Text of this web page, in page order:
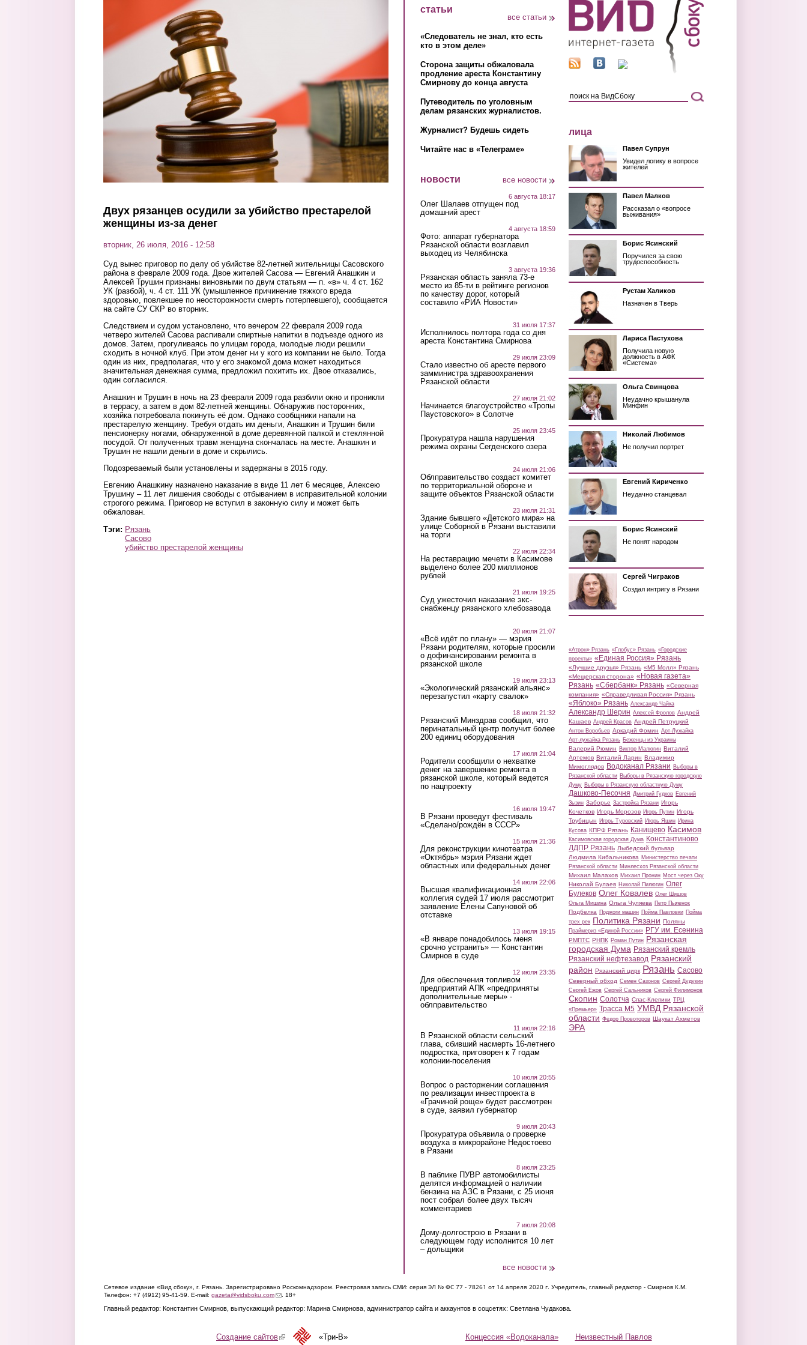
Двух рязанцев осудили за убийство престарелой
женщины из-за денег
вторник, 26 июля, 2016 - 12:58
Суд вынес приговор по делу об убийстве 82-летней жительницы Сасовского
района в феврале 2009 года. Двое жителей Сасова — Евгений Анашкин и
Алексей Трушин признаны виновными по двум статьям — п. «в» ч. 4 ст. 162
УК (разбой), ч. 4 ст. 111 УК (умышленное причинение тяжкого вреда
здоровью, повлекшее по неосторожности смерть потерпевшего), сообщается
на сайте СУ СКР во вторник.
Следствием и судом установлено, что вечером 22 февраля 2009 года
четверо жителей Сасова распивали спиртные напитки в подъезде одного из
домов. Затем, прогуливаясь по улицам города, молодые люди решили
сходить в ночной клуб. При этом денег ни у кого из компании не было. Тогда
один из них, предполагая, что у его знакомой дома может находиться
значительная денежная сумма, предложил похитить их. Двое отказались,
один согласился.
Анашкин и Трушин в ночь на 23 февраля 2009 года разбили окно и проникли
в террасу, а затем в дом 82-летней женщины. Обнаружив посторонних,
хозяйка потребовала покинуть её дом. Однако сообщники напали на
престарелую женщину. Требуя отдать им деньги, Анашкин и Трушин били
пенсионерку ногами, обнаруженной в доме деревянной палкой и стеклянной
посудой. От полученных травм женщина скончалась на месте. Анашкин и
Трушин не нашли деньги в доме и скрылись.
Подозреваемый были установлены и задержаны в 2015 году.
Евгению Анашкину назначено наказание в виде 11 лет 6 месяцев, Алексею
Трушину – 11 лет лишения свободы с отбыванием в исправительной колонии
строгого режима. Приговор не вступил в законную силу и может быть
обжалован.
Тэги: Рязань
Сасово
убийство престарелой женщины
статьи
все статьи
«Следователь не знал, кто есть
кто в этом деле»
Сторона защиты обжаловала
продление ареста Константину
Смирнову до конца августа
Путеводитель по уголовным
делам рязанских журналистов.
Журналист? Будешь сидеть
Читайте нас в «Телеграме»
новости все новости
6 августа 18:17
Олег Шалаев отпущен под
домашний арест
4 августа 18:59
Фото: аппарат губернатора
Рязанской области возглавил
выходец из Челябинска
3 августа 19:36
Рязанская область заняла 73-е
место из 85-ти в рейтинге регионов
по качеству дорог, который
составило «РИА Новости»
31 июля 17:37
Исполнилось полтора года со дня
ареста Константина Смирнова
29 июля 23:09
Стало известно об аресте первого
замминистра здравоохранения
Рязанской области
27 июля 21:02
Начинается благоустройство «Тропы
Паустовского» в Солотче
25 июля 23:45
Прокуратура нашла нарушения
режима охраны Сегденского озера
24 июля 21:06
Облправительство создаст комитет
по территориальной обороне и
защите объектов Рязанской области
23 июля 21:31
Здание бывшего «Детского мира» на
улице Соборной в Рязани выставили
на торги
22 июля 22:34
На реставрацию мечети в Касимове
выделено более 200 миллионов
рублей
21 июля 19:25
Суд ужесточил наказание экс-
снабженцу рязанского хлебозавода
20 июля 21:07
«Всё идёт по плану» — мэрия
Рязани родителям, которые просили
о дофинансировании ремонта в
рязанской школе
19 июля 23:13
«Экологический рязанский альянс»
перезапустил «карту свалок»
18 июля 21:32
Рязанский Минздрав сообщил, что
перинатальный центр получит более
200 единиц оборудования
17 июля 21:04
Родители сообщили о нехватке
денег на завершение ремонта в
рязанской школе, который ведется
по нацпроекту
16 июля 19:47
В Рязани проведут фестиваль
«Сделано/рождён в СССР»
15 июля 21:36
Для реконструкции кинотеатра
«Октябрь» мэрия Рязани ждет
областных или федеральных денег
14 июля 22:06
Высшая квалификационная
коллегия судей 17 июля рассмотрит
заявление Елены Сапуновой об
отставке
13 июля 19:15
«В январе понадобилось меня
срочно устранить» — Константин
Смирнов в суде
12 июля 23:35
Для обеспечения топливом
предприятий АПК «предприняты
дополнительные меры» -
облправительство
11 июля 22:16
В Рязанской области сельский
глава, сбивший насмерть 16-летнего
подростка, приговорен к 7 годам
колонии-поселения
10 июля 20:55
Вопрос о расторжении соглашения
по реализации инвестпроекта в
«Грачиной роще» будет рассмотрен
в суде, заявил губернатор
9 июля 20:43
Прокуратура объявила о проверке
воздуха в микрорайоне Недостоево
в Рязани
8 июля 23:25
В паблике ПУВР автомобилисты
делятся информацией о наличии
бензина на АЗС в Рязани, с 25 июня
пост собрал более двух тысяч
комментариев
7 июля 20:08
Дому-долгострою в Рязани в
следующем году исполнится 10 лет
– дольщики
все новости
лица
Павел Супрун
Увидел логику в вопросе
жителей
Павел Малков
Рассказал о «вопросе
выживания»
Борис Ясинский
Поручился за свою
трудоспособность
Рустам Халиков
Назначен в Тверь
Лариса Пастухова
Получила новую
должность в АФК
«Система»
Ольга Свинцова
Неудачно крышанула
Минфин
Николай Любимов
Не получил портрет
Евгений Кириченко
Неудачно станцевал
Борис Ясинский
Не понят народом
Сергей Чиграков
Создал интригу в Рязани
«Атрон» Рязань «Глобус» Рязань «Городские
проекты» «Единая Россия» Рязань
«Лучшие друзья» Рязань «М5 Молл» Рязань
«Мещерская сторона» «Новая газета»
Рязань «Сбербанк» Рязань «Северная
компания» «Справедливая Россия» Рязань
«Яблоко» Рязань Александр Чайка
Александр Шерин Алексей Фролов Андрей
Кашаев Андрей Красов Андрей Петруцкий
Антон Воробьев Аркадий Фомин Арт-Лужайка
Арт-лужайка Рязань Беженцы из Украины
Валерий Рюмин Виктор Малюгин Виталий
Артемов Виталий Ларин Владимир
Мимоглядов Водоканал Рязани Выборы в
Рязанской области Выборы в Рязанскую городскую
Думу Выборы в Рязанскую областную Думу
Дашково-Песочня Дмитрий Гудков Евгений
Зызин Заборье Застройка Рязани Игорь
Кочетков Игорь Морозов Игорь Путин Игорь
Трубицын Игорь Туровский Игорь Яшин Ирина
Кусова КПРФ Рязань Канищево Касимов
Касимовская городская Дума Константиново
ЛДПР Рязань Лыбедский бульвар
Людмила Кибальникова Министерство печати
Рязанской области Минлесхоз Рязанской области
Михаил Малахов Михаил Пронин Мост через Оку
Николай Булаев Николай Пилюгин Олег
Булеков Олег Ковалев Олег Шишов
Ольга Мишина Ольга Чуляева Петр Пыленок
Подбелка Поджоги машин Пойма Павловки Пойма
трех рек Политика Рязани Поляны
Праймериз «Единой России» РГУ им. Есенина
РМПТС РНПК Роман Путин Рязанская
городская Дума Рязанский кремль
Рязанский нефтезавод Рязанский
район Рязанский цирк Рязань Сасово
Северный обход Семен Сазонов Сергей Дудукин
Сергей Ежов Сергей Сальников Сергей Филимонов
Скопин Солотча Спас-Клепики ТРЦ
«Премьер» Трасса М5 УМВД Рязанской
области Федор Провоторов Шаукат Ахметов
ЭРА
Сетевое издание «Вид сбоку», г. Рязань. Зарегистрировано Роскомнадзором. Реестровая запись СМИ: серия ЭЛ № ФС 77 - 78261 от 14 апреля 2020 г. Учредитель, главный редактор - Смирнов К.М.
Телефон: +7 (4912) 95-41-59. E-mail: gazeta@vidsboku.com(link sends e-mail)
. 18+
Главный редактор: Константин Смирнов, выпускающий редактор: Марина Смирнова, администратор сайта и аккаунтов в соцсетях: Светлана Чудакова.
Концессия «Водоканала» Неизвестный Павлов
Создание сайтов(link is external)«Три-В»